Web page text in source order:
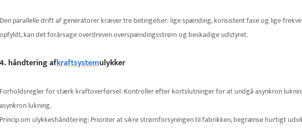
Den parallelle drift af generatorer kræver tre betingelser: lige spænding, konsistent fase og lige
opfyldt, kan det forårsage overdreven overspændingsstrøm og beskadige udstyret.
4. håndtering afkraftsystemulykker
Forholdsregler for stærk kraftoverførsel: Kontroller efter kortslutninger for at undgå asynkron
asynkron lukning.
Princip om ulykkeshåndtering: Prioriter at sikre strømforsyningen til fabrikken, begrænse hurtigt